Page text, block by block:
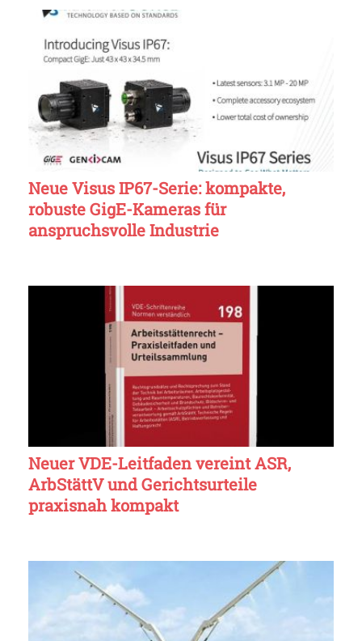
Neue Visus IP67-Serie: kompakte,
robuste GigE-Kameras für
anspruchsvolle Industrie
Neuer VDE-Leitfaden vereint ASR,
ArbStättV und Gerichtsurteile
praxisnah kompakt